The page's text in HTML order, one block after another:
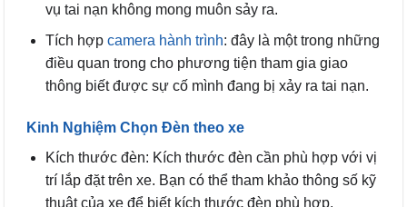
vụ tai nạn không mong muôn sảy ra.
Tích hợp camera hành trình: đây là một trong những
điều quan trong cho phương tiện tham gia giao
thông biết được sự cố mình đang bị xảy ra tai nạn.
Kinh Nghiệm Chọn Đèn theo xe
Kích thước đèn: Kích thước đèn cần phù hợp với vị
trí lắp đặt trên xe. Bạn có thể tham khảo thông số kỹ
thuật của xe để biết kích thước đèn phù hợp.